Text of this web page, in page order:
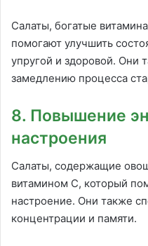
Салаты, богатые
помогают улучшить
упругой и здоровой. Они
замедлению процесса
8. Повышение
настроения
Салаты, содержащие
витамином С, который
настроение. Они также
концентрации и памяти.